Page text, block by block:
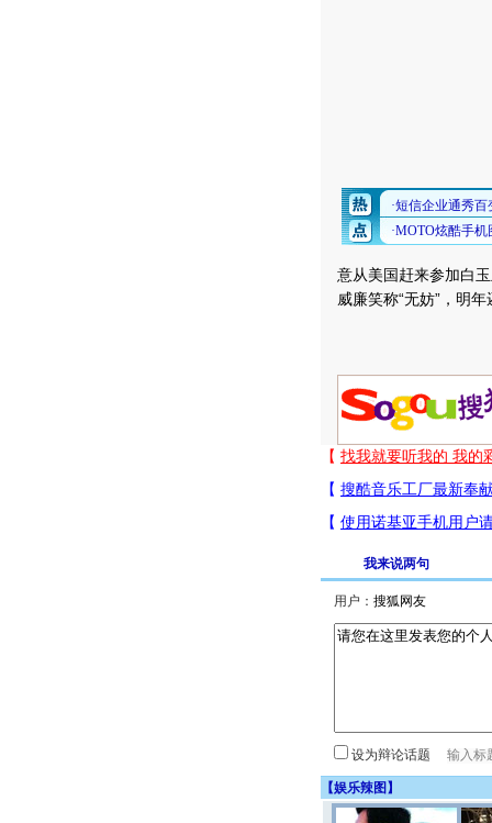
意从美国赶来参加白
威廉笑称“无妨”，明
我来说两句
用户：
设为辩论话题
【娱乐辣图 】